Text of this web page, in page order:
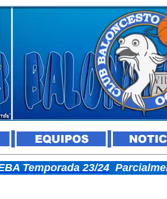
Temporada 23/24